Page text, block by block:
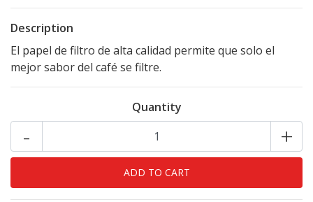
Description
El papel de filtro de alta calidad permite que solo el
mejor sabor del café se filtre.
Quantity
+
-